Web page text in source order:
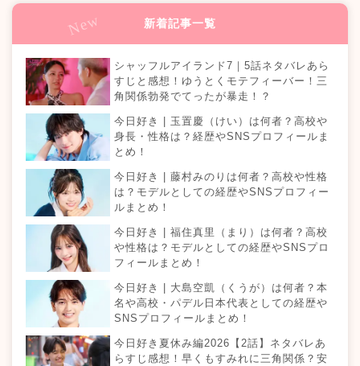
新着記事一覧
シャッフルアイランド7｜5話ネタバレあら
すじと感想！ゆうとくモテフィーバー！三
角関係勃発でてったが暴走！？
今日好き | 玉置慶（けい）は何者？高校や
身長・性格は？経歴やSNSプロフィールま
とめ！
今日好き | 藤村みのりは何者？高校や性格
は？モデルとしての経歴やSNSプロフィー
ルまとめ！
今日好き | 福住真里（まり）は何者？高校
や性格は？モデルとしての経歴やSNSプロ
フィールまとめ！
今日好き | 大島空凱（くうが）は何者？本
名や高校・パデル日本代表としての経歴や
SNSプロフィールまとめ！
今日好き夏休み編2026【2話】ネタバレあ
らすじ感想！早くもすみれに三角関係？安